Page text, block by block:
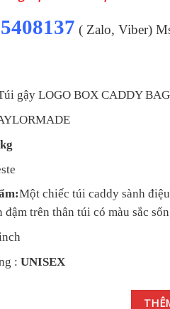
4.785.000 ₫.
( Zalo, Viber)
gậy LOGO BOX CADDY
Một chiếc túi caddy sành
trên thân túi có màu sắc
: UNISEX
BOX 2023 (N9490001) số lượng